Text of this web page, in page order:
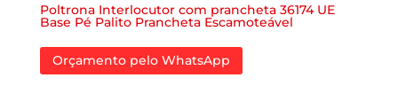
Poltrona Interlocutor com prancheta 36174 UE
Base Pé Palito Prancheta Escamoteável
Orçamento pelo WhatsApp